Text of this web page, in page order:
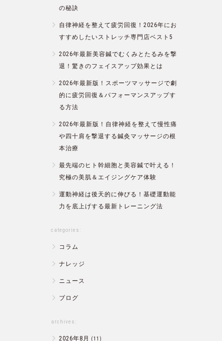
の秘訣
自律神経を整えて疲労回復！2026年にお
すすめしたいストレッチ専門店ベスト5
2026年最新美容鍼でむくみとたるみを撃
退！驚きのフェイスアップ効果とは
2026年最新版！スポーツマッサージで劇
的に疲労回復＆パフォーマンスアップす
る方法
2026年最新版！自律神経を整えて慢性痛
や四十肩を撃退する鍼灸マッサージの根
本治療
最先端のヒト幹細胞と美容鍼で叶える！
究極の美肌＆エイジングケア体験
運動神経は後天的に伸びる！基礎運動能
力を底上げする最新トレーニング法
categories:
コラム
ナレッジ
ニュース
ブログ
archives:
2026年8月 (11)